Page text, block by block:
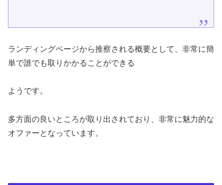
ランディングページから推察される概要として、非常に簡
単で誰でも取りかかることができる
ようです。
多方面の良いところが取り出されており、非常に魅力的な
オファーとなっています。